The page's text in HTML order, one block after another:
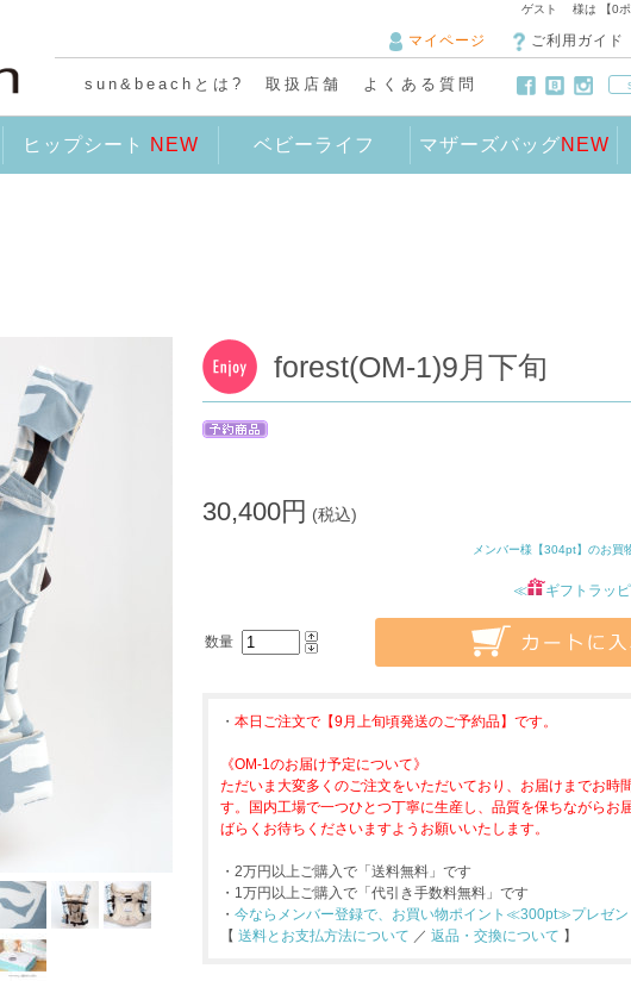
ゲスト 様は 【0ポ
マイページ ご利用ガイド
sun&beachとは? 取扱店舗 よくある質問
ヒップシート NEW ベビーライフ マザーズバッグNEW
forest(OM-1)9月下旬
30,400円 (税込)
メンバー様【304pt】のお買
≪ ギフトラッ
数量
・ 本日ご注文で【9月上旬頃発送のご予約品】です。
《OM-1のお届け予定について》
ただいま大変多くのご注文をいただいており、お届けまでお時
す。国内工場で一つひとつ丁寧に生産し、品質を保ちながらお
ばらくお待ちくださいますようお願いいたします。
・2万円以上ご購入で「送料無料」です
・1万円以上ご購入で「代引き手数料無料」です
・ 今ならメンバー登録で、お買い物ポイント≪300pt≫プレゼン
【 送料とお支払方法について ／ 返品・交換について 】